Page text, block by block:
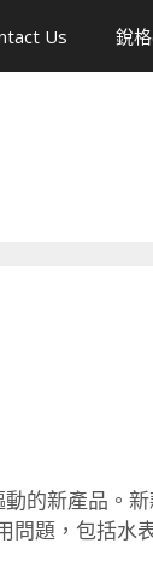
Us 銳
的新產品。
題，包括水